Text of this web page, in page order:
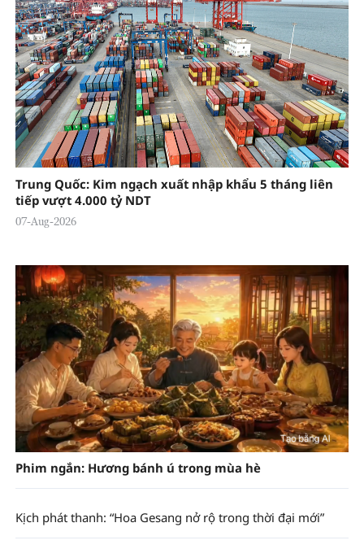
Trung Quốc: Kim ngạch xuất nhập khẩu 5 tháng liên
tiếp vượt 4.000 tỷ NDT
07-Aug-2026
Phim ngắn: Hương bánh ú trong mùa hè
Kịch phát thanh: “Hoa Gesang nở rộ trong thời đại mới”